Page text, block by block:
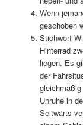
Wenn
geschoben
Stichwort
Hinterrad
liegen. Es
der
Unruhe in
Seitwärts